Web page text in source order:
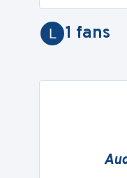
L 1 fans